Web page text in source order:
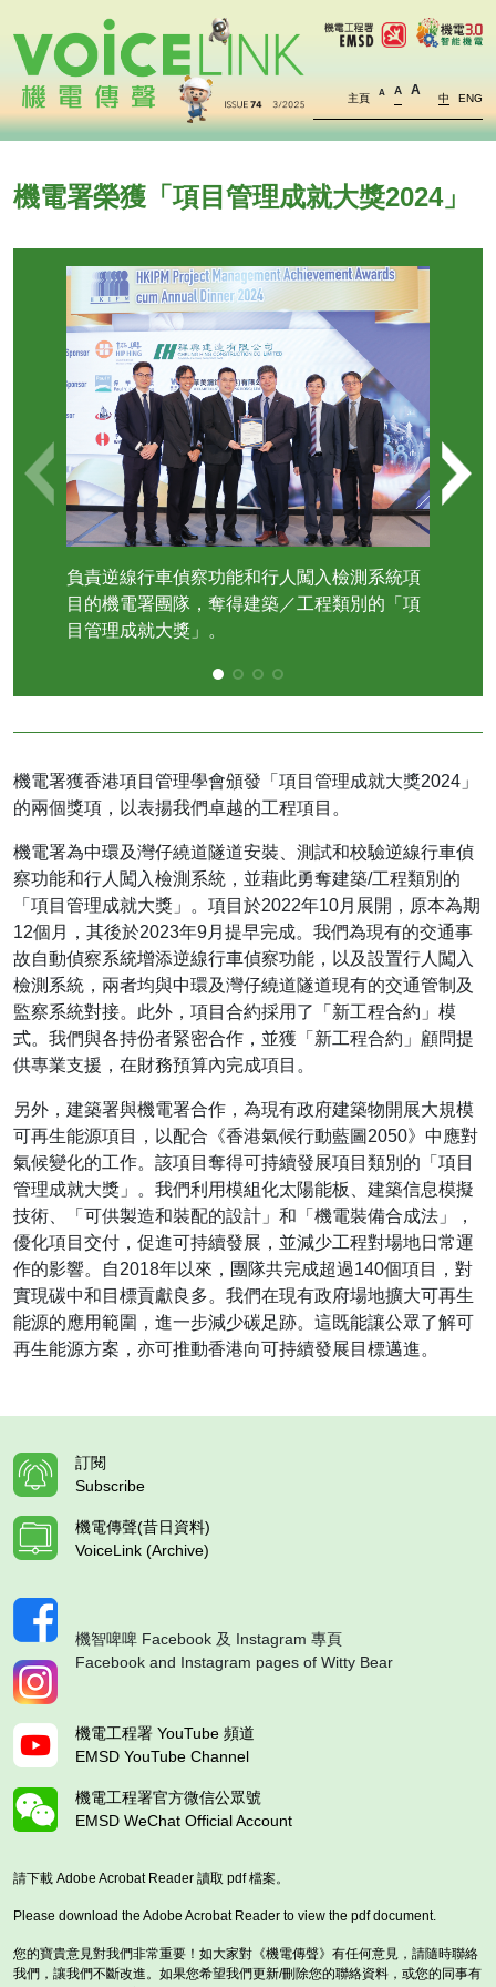
主頁 A A A
中 ENG
機電署榮獲「項目管理成就大獎2024」
負責逆線行車偵察功能和行人闖入檢測系統項
目的機電署團隊，奪得建築／工程類別的「項
目管理成就大獎」。
機電署獲香港項目管理學會頒發「項目管理成就大獎2024」
的兩個獎項，以表揚我們卓越的工程項目。
機電署為中環及灣仔繞道隧道安裝、測試和校驗逆線行車偵
察功能和行人闖入檢測系統，並藉此勇奪建築/工程類別的
「項目管理成就大獎」。項目於2022年10月展開，原本為期
12個月，其後於2023年9月提早完成。我們為現有的交通事
故自動偵察系統增添逆線行車偵察功能，以及設置行人闖入
檢測系統，兩者均與中環及灣仔繞道隧道現有的交通管制及
監察系統對接。此外，項目合約採用了「新工程合約」模
式。我們與各持份者緊密合作，並獲「新工程合約」顧問提
供專業支援，在財務預算內完成項目。
另外，建築署與機電署合作，為現有政府建築物開展大規模
可再生能源項目，以配合《香港氣候行動藍圖2050》中應對
氣候變化的工作。該項目奪得可持續發展項目類別的「項目
管理成就大獎」。我們利用模組化太陽能板、建築信息模擬
技術、「可供製造和裝配的設計」和「機電裝備合成法」，
優化項目交付，促進可持續發展，並減少工程對場地日常運
作的影響。自2018年以來，團隊共完成超過140個項目，對
實現碳中和目標貢獻良多。我們在現有政府場地擴大可再生
能源的應用範圍，進一步減少碳足跡。這既能讓公眾了解可
再生能源方案，亦可推動香港向可持續發展目標邁進。
訂閱
Subscribe
機電傳聲(昔日資料)
VoiceLink (Archive)
機智啤啤 Facebook 及 Instagram 專頁
Facebook and Instagram pages of Witty Bear
機電工程署 YouTube 頻道
EMSD YouTube Channel
機電工程署官方微信公眾號
EMSD WeChat Official Account
請下載 Adobe Acrobat Reader 讀取 pdf 檔案。
Please download the Adobe Acrobat Reader to view the pdf document.
您的寶貴意見對我們非常重要！如大家對《機電傳聲》有任何意見，請隨時聯絡
我們，讓我們不斷改進。如果您希望我們更新/刪除您的聯絡資料，或您的同事有